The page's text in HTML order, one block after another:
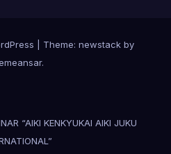
Theme: newstack by
.
“AIKI KENKYUKAI AIKI JUKU